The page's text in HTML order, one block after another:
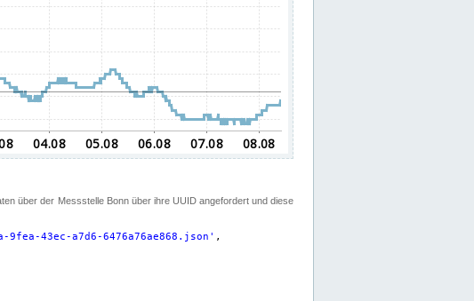
über der Messstelle Bonn über ihre UUID angefordert und diese
43ec-a7d6-6476a76ae868.json ' ,